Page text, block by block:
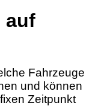
auf
Fahrzeuge
und können
Zeitpunkt